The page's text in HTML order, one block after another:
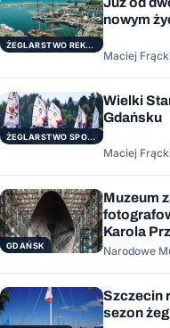
ŻEGLARSTWO REKERACYJNE
nowym
Maciej
ŻEGLARSTWO SPORTOWE
Wielki
Gdańsku
Maciej
GDAŃSK
Muzeum
Karola
Narodowe
Szczecin
sezon